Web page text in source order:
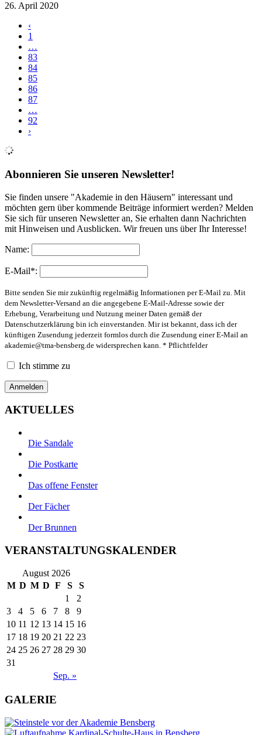
26. April 2020
‹
1
…
83
84
85
86
87
…
92
›
Abonnieren Sie unseren Newsletter!
Sie finden unsere "Akademie in den Häusern" interessant und
möchten gern über kommende Beiträge informiert werden? Melden
Sie sich für unseren Newsletter an, Sie erhalten dann Nachrichten
mit Hinweisen und Ausblicken. Wir freuen uns über Ihr Interesse!
Name:
E-Mail*:
Bitte senden Sie mir zukünftig regelmäßig Informationen per E-Mail zu. Mit
dem Newsletter-Versand an die angegebene E-Mail-Adresse sowie der
Erhebung, Verarbeitung und Nutzung meiner Daten gemäß der
Datenschutzerklärung bin ich einverstanden. Mir ist bekannt, dass ich der
künftigen Zusendung jederzeit formlos durch die Zusendung einer E-Mail an
akademie@tma-bensberg.de widersprechen kann. * Pflichtfelder
Ich stimme zu
AKTUELLES
Die Sandale
Die Postkarte
Das offene Fenster
Der Fächer
Der Brunnen
VERANSTALTUNGSKALENDER
August 2026
M D M D F S S
Sep. »
1
2
3
4 5 6 7 8
9
10 11 12 13 14 15 16
17 18 19 20 21 22 23
24 25 26 27 28 29 30
31
GALERIE